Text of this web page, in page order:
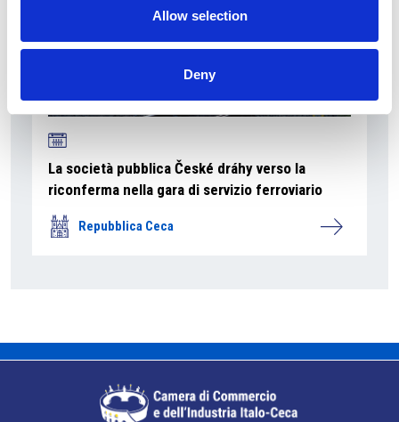
Allow selection
Deny
La società pubblica České dráhy verso la
riconferma nella gara di servizio ferroviario
Repubblica Ceca